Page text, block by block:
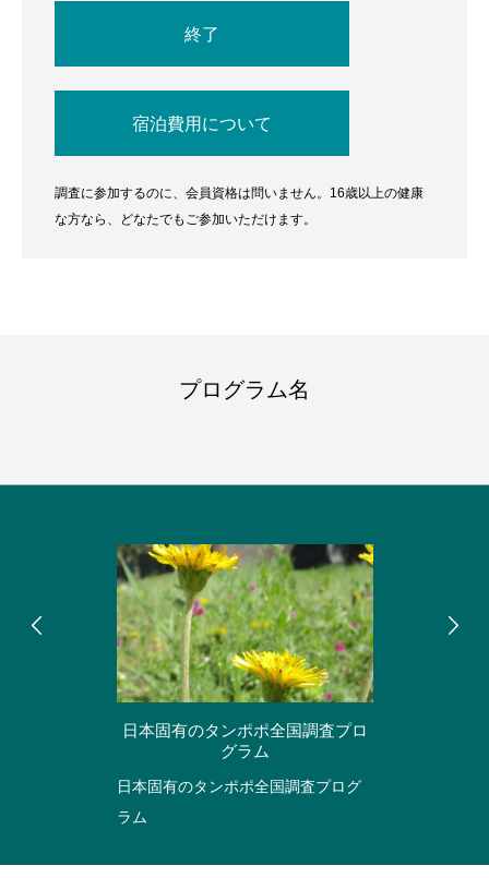
終了
宿泊費用について
調査に参加するのに、会員資格は問いません。16歳以上の健康
な方なら、どなたでもご参加いただけます。
プログラム名
日本固有のタンポポ全国調査プロ
グラム
日本固有のタンポポ全国調査プログ
ラム